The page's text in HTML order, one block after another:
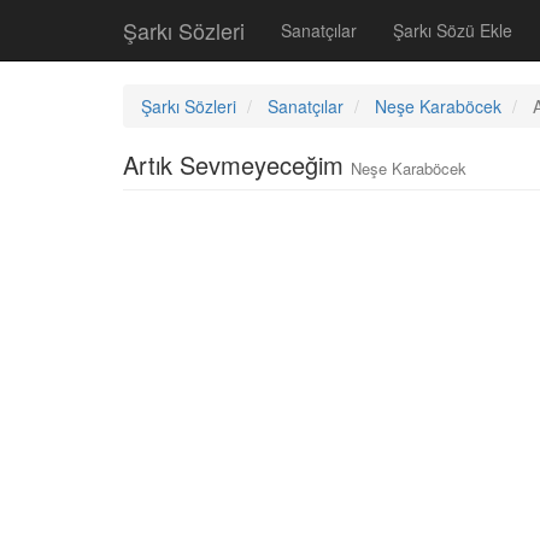
Şarkı Sözleri Sanatçılar Şarkı Sözü Ekle
Şarkı Sözleri Sanatçılar Neşe Karaböcek
Artık Sevmeyeceğim Neşe Karaböcek